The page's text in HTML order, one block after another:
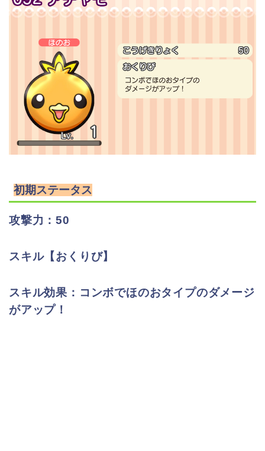
初期ステータス
攻撃力：50
スキル【おくりび】
スキル効果：コンボでほのおタイプのダメージ
がアップ！